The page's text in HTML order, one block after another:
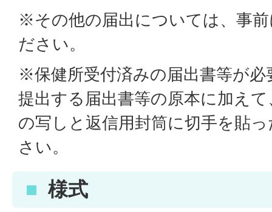
※その他の届出については、事
ださい。
※保健所受付済みの届出書等が必
提出する届出書等の原本に加え
の写しと返信用封筒に切手を貼
さい。
様式